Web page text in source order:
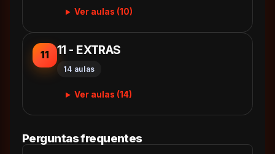
Ver aulas (10)
11 11 - EXTRAS
14 aulas
Ver aulas (14)
Perguntas frequentes